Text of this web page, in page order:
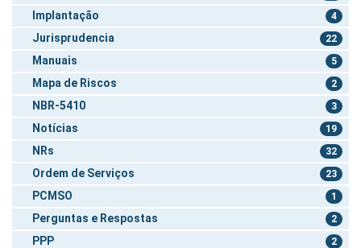
Implantação 4
Jurisprudencia 22
Manuais 5
Mapa de Riscos 2
NBR-5410 3
Notícias 19
NRs 32
Ordem de Serviços 23
PCMSO 1
Perguntas e Respostas 2
PPP 2